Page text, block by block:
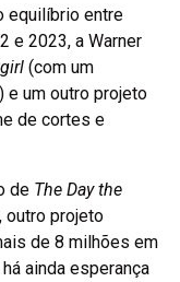
equilíbrio entre
e 2023, a Warner
(com um
e um outro projeto
de cortes e
de The Day the
, outro projeto
de 8 milhões em
ainda esperança